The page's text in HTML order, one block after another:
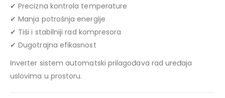
✔ Precizna kontrola temperature
✔ Manja potrošnja energije
✔ Tiši i stabilniji rad kompresora
✔ Dugotrajna efikasnost
Inverter sistem automatski prilagođava rad uređaja
uslovima u prostoru.